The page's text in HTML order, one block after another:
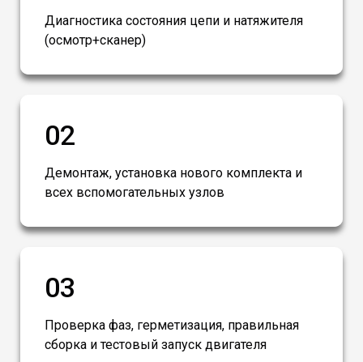
Диагностика состояния цепи и натяжителя
(осмотр+сканер)
02
Демонтаж, установка нового комплекта и
всех вспомогательных узлов
03
Проверка фаз, герметизация, правильная
сборка и тестовый запуск двигателя